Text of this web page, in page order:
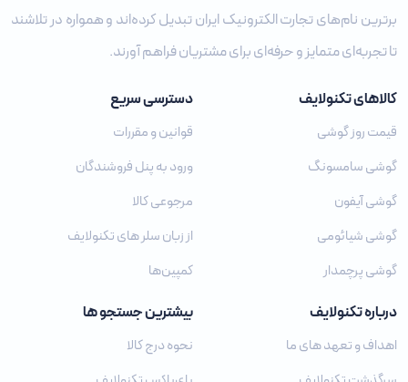
برترین نام‌های تجارت الکترونیک ایران تبدیل کرده‌اند و همواره در تلاشند
تا تجربه‌ای متمایز و حرفه‌ای برای مشتریان فراهم آورند.
کالاهای تکنولایف
قیمت روز گوشی
گوشی سامسونگ
گوشی آیفون
گوشی شیائومی
گوشی پرچمدار
دسترسی سریع
قوانین و مقررات
ورود به پنل فروشندگان
مرجوعی کالا
از زبان سلر های تکنولایف
کمپین‌ها
درباره تکنولایف
اهداف و تعهد های ما
بیشترین جستجو ها
نحوه درج کالا